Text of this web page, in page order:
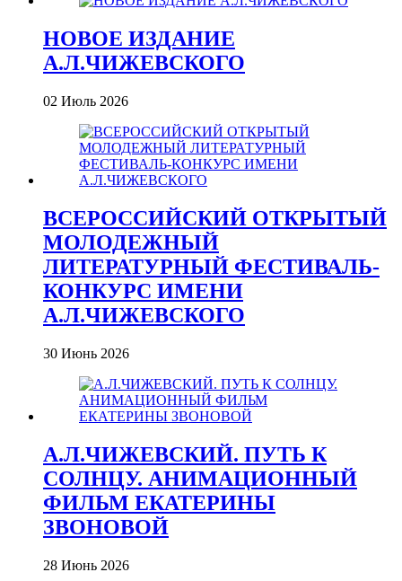
НОВОЕ ИЗДАНИЕ
А.Л.ЧИЖЕВСКОГО
02 Июль 2026
ВСЕРОССИЙСКИЙ ОТКРЫТЫЙ
МОЛОДЕЖНЫЙ
ЛИТЕРАТУРНЫЙ ФЕСТИВАЛЬ-
КОНКУРС ИМЕНИ
А.Л.ЧИЖЕВСКОГО
30 Июнь 2026
А.Л.ЧИЖЕВСКИЙ. ПУТЬ К
СОЛНЦУ. АНИМАЦИОННЫЙ
ФИЛЬМ ЕКАТЕРИНЫ
ЗВОНОВОЙ
28 Июнь 2026